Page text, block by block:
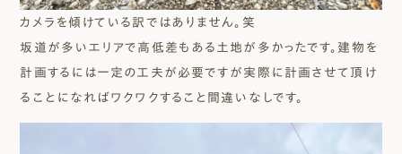
カメラを傾けている訳ではありません。笑
坂道が多いエリアで高低差もある土地が多かったです。建物を
計画するには一定の工夫が必要ですが実際に計画させて頂け
ることになればワクワクすること間違いなしです。